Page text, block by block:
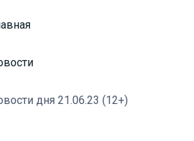
дня 21.06.23 (12+)